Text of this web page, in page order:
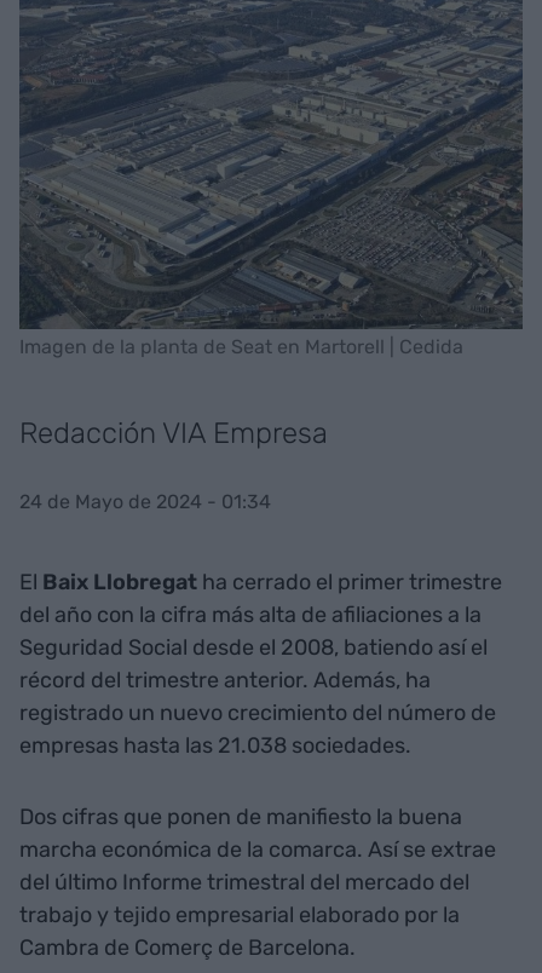
Imagen de la planta de Seat en Martorell | Cedida
Redacción VIA Empresa
24 de Mayo de 2024 - 01:34
El Baix Llobregat ha cerrado el primer trimestre
del año con la cifra más alta de afiliaciones a la
Seguridad Social desde el 2008, batiendo así el
récord del trimestre anterior. Además, ha
registrado un nuevo crecimiento del número de
empresas hasta las 21.038 sociedades.
Dos cifras que ponen de manifiesto la buena
marcha económica de la comarca. Así se extrae
del último Informe trimestral del mercado del
trabajo y tejido empresarial elaborado por la
Cambra de Comerç de Barcelona.